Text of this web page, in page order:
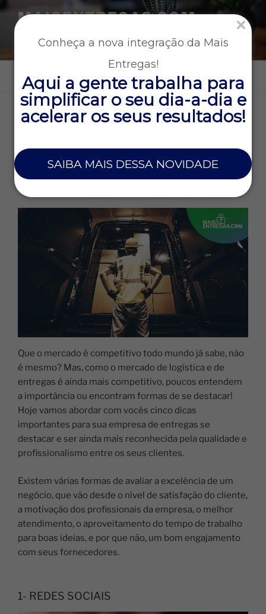
Conheça a nova integração da Mais
Entregas!
Aqui a gente trabalha para
simplificar o seu dia-a-dia e
acelerar os seus resultados!
SAIBA MAIS DESSA NOVIDADE
MAISENTREGAS.COM
rápidas
Menu
TAG:ATENDIMENTO
29 DE SETEMBRO DE 2021
5 dicas para tornar sua empresa de
entregas mais reconhecida
Que o mercado é competitivo todo mundo já sabe, não
é mesmo? Mas, como o mercado de logística e de
entregas é ainda mais competitivo, poucos entendem
a importância ou encontram formas de se destacar!
Hoje vamos abordar com vocês cinco dicas
importantes para sua empresa de entregas se
destacar e ser ainda mais reconhecida pela qualidade e
profissionalismo entre os seus clientes.
Existem várias formas de avaliar a excelência de um
negócio, que vão desde o nível de satisfação do cliente,
a motivação dos profissionais da empresa, o melhor
atendimento, o aproveitamento do tempo de trabalho
para boas ideias, e por que não, um bom engajamento
com seus fornecedores.
1- REDES SOCIAIS